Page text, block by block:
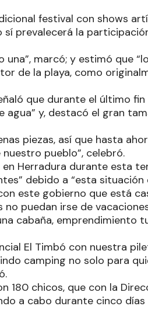
festival con shows
sí prevalecerá la
una”, marcó; y estimó que
de la playa, como
que durante el último fin
agua” y, destacó el gran
piezas, así que hasta
pueblo”, celebró.
Herradura durante esta
debido a “esta situación
este gobierno que está
puedan irse de
cabaña, emprendimiento
El Timbó con nuestra
camping no solo para
180 chicos, que con la
a cabo durante cinco días